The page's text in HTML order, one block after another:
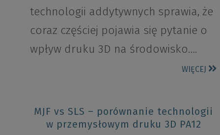
technologii addytywnych sprawia, że
coraz częściej pojawia się pytanie o
wpływ druku 3D na środowisko….
WIĘCEJ
MJF vs SLS – porównanie technologii
w przemysłowym druku 3D PA12